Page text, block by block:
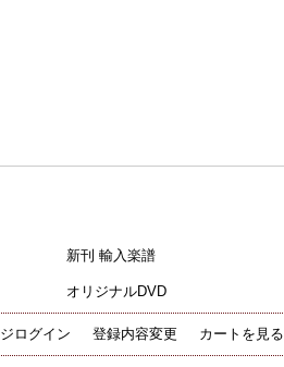
新刊 輸入楽譜
オリジナルDVD
ログイン 登録内容変更 カートを見る